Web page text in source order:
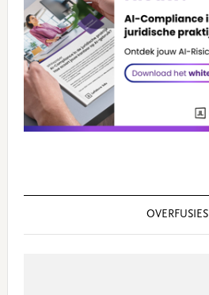
OVERFUSIES